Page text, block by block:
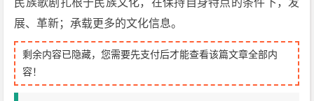
民族歌剧扎根于民族文化，在保持自身特点的条件下，发
展、革新；承载更多的文化信息。
剩余内容已隐藏，您需要先支付后才能查看该篇文章全部内
容！